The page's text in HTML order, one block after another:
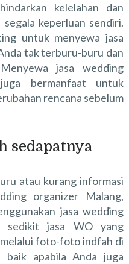
kelelahan dan
keperluan sendiri.
untuk menyewa jasa
tak terburu-buru dan
jasa wedding
bermanfaat untuk
rencana sebelum
sedapatnya
atau kurang informasi
organizer Malang,
jasa wedding
sedikit jasa WO yang
foto-foto indfah di
baik apabila Anda juga